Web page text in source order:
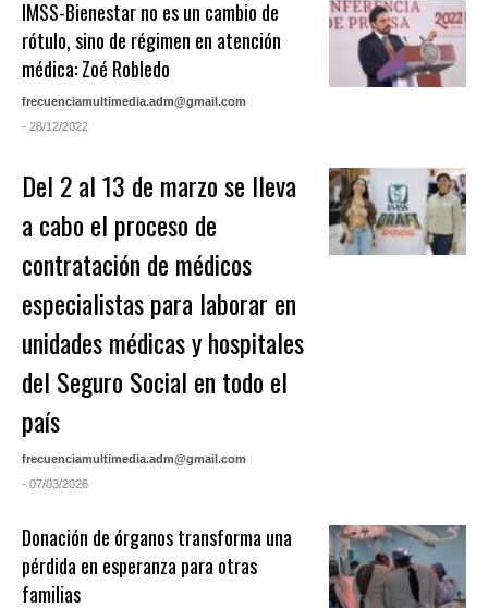
IMSS-Bienestar no es un cambio de
rótulo, sino de régimen en atención
médica: Zoé Robledo
frecuenciamultimedia.adm@gmail.com
- 28/12/2022
Del 2 al 13 de marzo se lleva
a cabo el proceso de
contratación de médicos
especialistas para laborar en
unidades médicas y hospitales
del Seguro Social en todo el
país
frecuenciamultimedia.adm@gmail.com
- 07/03/2026
Donación de órganos transforma una
pérdida en esperanza para otras
familias